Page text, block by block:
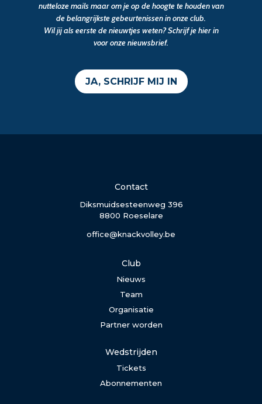
nutteloze mails maar om je op de hoogte te houden van
de belangrijkste gebeurtenissen in onze club.
Wil jij als eerste de nieuwtjes weten? Schrijf je hier in
voor onze nieuwsbrief.
JA, SCHRIJF MIJ IN
Contact
Diksmuidsesteenweg 396
8800 Roeselare
office@knackvolley.be
Club
Nieuws
Team
Organisatie
Partner worden
Wedstrijden
Tickets
Abonnementen